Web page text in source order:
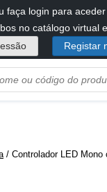
faça login para
no catálogo virtual
Registar
/ Controlador LED Mono